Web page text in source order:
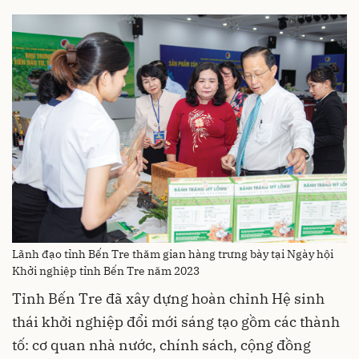
Lãnh đạo tỉnh Bến Tre thăm gian hàng trưng bày tại Ngày hội
Khởi nghiệp tỉnh Bến Tre năm 2023
Tỉnh Bến Tre đã xây dựng hoàn chỉnh Hệ sinh
thái khởi nghiệp đổi mới sáng tạo gồm các thành
tố: cơ quan nhà nước, chính sách, cộng đồng